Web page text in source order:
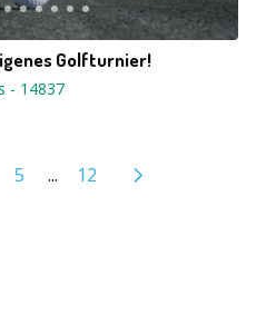
Golfturnier!
- 14837
5 ... 12